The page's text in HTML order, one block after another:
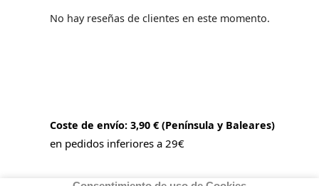
No hay reseñas de clientes en este momento.
Coste de envío: 3,90 € (Península y Baleares)
en pedidos inferiores a 29€